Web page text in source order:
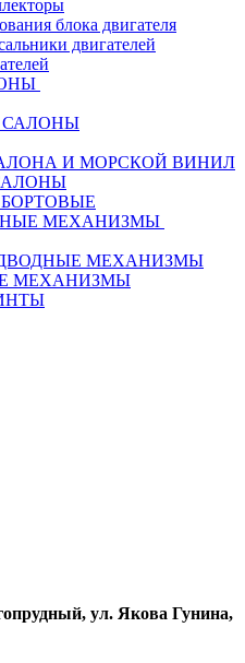
блока двигателя
двигателей
САЛОНЫ
И МОРСКОЙ ВИНИЛ
МЕХАНИЗМЫ
МЕХАНИЗМЫ
МЕХАНИЗМЫ
ул. Якова Гунина,